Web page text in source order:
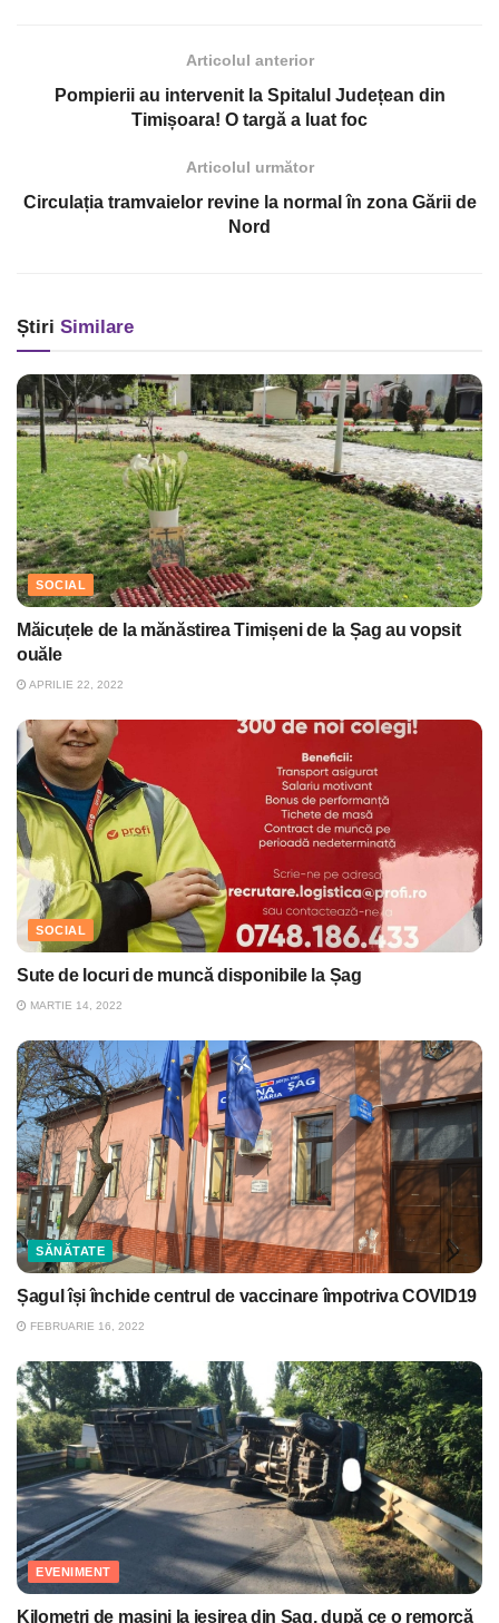
Articolul anterior
Pompierii au intervenit la Spitalul Județean din
Timișoara! O targă a luat foc
Articolul următor
Circulația tramvaielor revine la normal în zona Gării de
Nord
Știri Similare
SOCIAL
Măicuțele de la mănăstirea Timișeni de la Șag au vopsit
ouăle
APRILIE 22, 2022
SOCIAL
Sute de locuri de muncă disponibile la Șag
MARTIE 14, 2022
SĂNĂTATE
Șagul își închide centrul de vaccinare împotriva COVID19
FEBRUARIE 16, 2022
EVENIMENT
Kilometri de mașini la ieșirea din Șag, după ce o remorcă